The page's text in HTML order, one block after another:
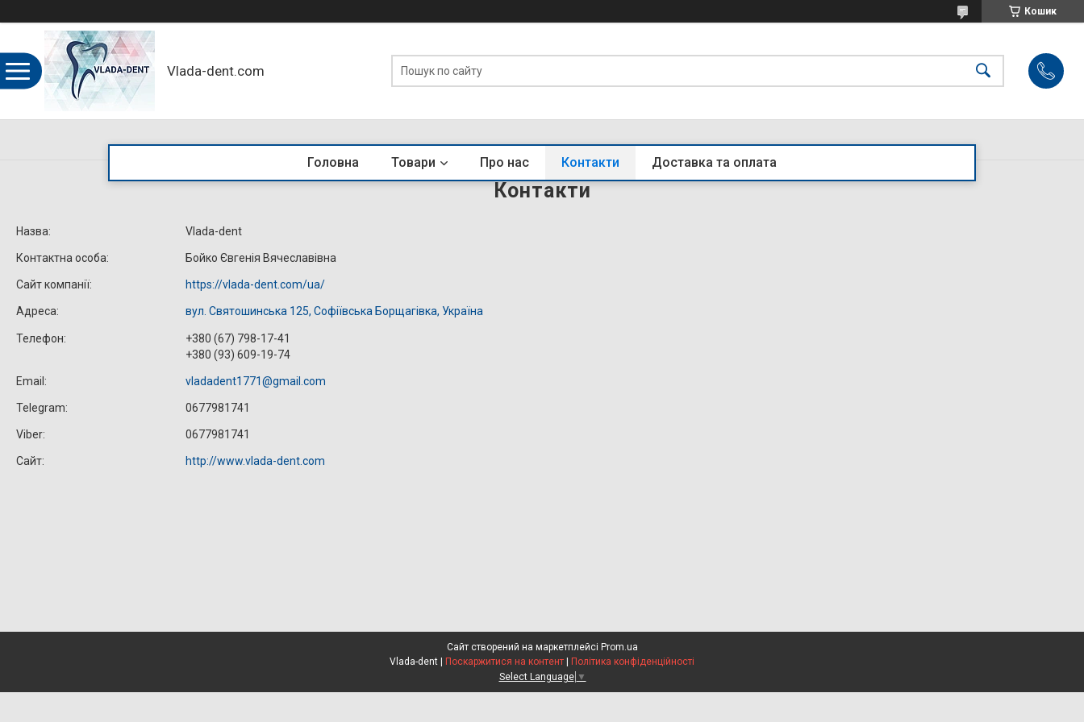
Кошик
Vlada-dent.com
Головна Товари Про нас Контакти Доставка та оплата
Контакти
Vlada-dent
Бойко Євгенія Вячеславівна
https://vlada-dent.com/ua/
вул. Святошинська 125, Софіївська Борщагівка, Україна
+380 (67) 798-17-41
+380 (93) 609-19-74
vladadent1771@gmail.com
0677981741
0677981741
http://www.vlada-dent.com
Сайт створений на маркетплейсі Prom.ua
Поскаржитися на контент
Політика конфіденційності
Select Language ▼